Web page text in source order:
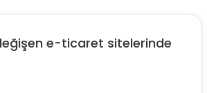
e-ticaret sitelerinde